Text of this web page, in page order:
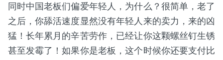
同时中国老板们偏爱年轻人，为什么？很简单，老了
之后，你舔活速度显然没有年轻人来的卖力，来的凶
猛！长年累月的辛苦劳作，已经让你这颗螺丝钉生锈
甚至发霉了！如果你是老板，这个时候你还要支付比